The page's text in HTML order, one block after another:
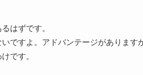
はずです。
ですよ。アドバンテージがあります
です。